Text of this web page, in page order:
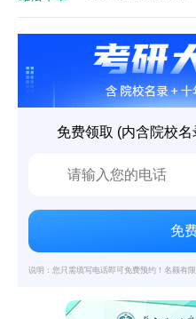
免费领取 (内含院校
说明：您只需填写电话即可免费预约！名额有